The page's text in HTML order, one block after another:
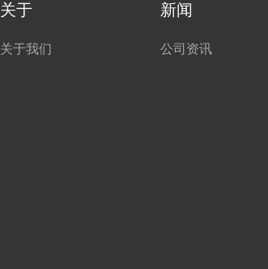
关于
关于我们
新闻
公司资讯